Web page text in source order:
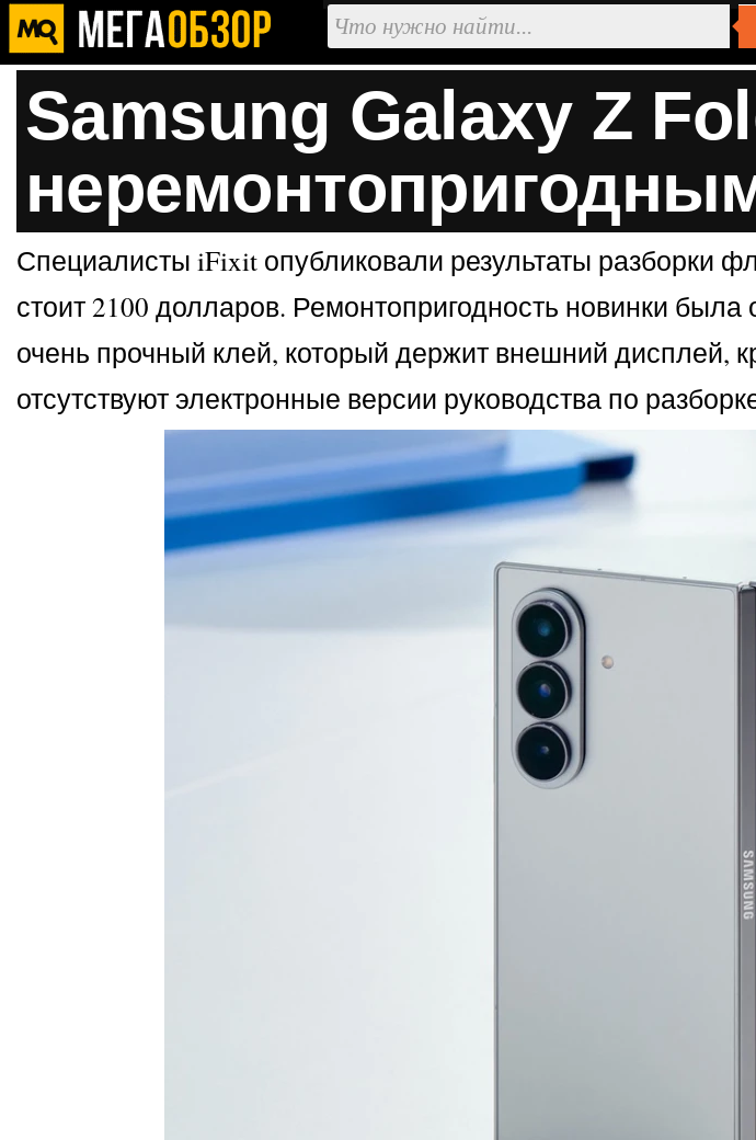
Samsung Galaxy Z
Специалисты iFixit опубликовали результаты разборки
стоит 2100 долларов. Ремонтопригодность новинки
очень прочный клей, который держит внешний дисплей,
отсутствуют электронные версии руководства по